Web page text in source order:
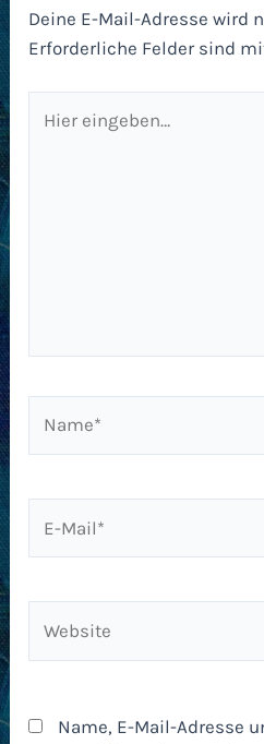
Deine E-Mail-Adresse wird
Erforderliche Felder sind
eingeben…
Mail*
Name, E-Mail-Adresse